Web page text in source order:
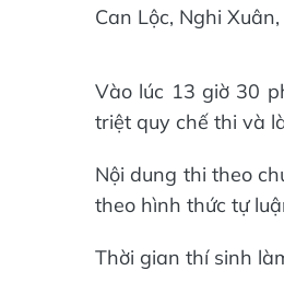
Can Lộc, Nghi
Vào lúc 13 giờ 30
triệt quy chế thi và
Nội dung thi theo
theo hình thức tự
Thời gian thí sinh